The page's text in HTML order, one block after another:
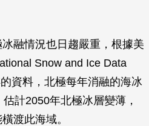
融情況也日趨嚴重，根據美
Snow and Ice Data
資料，北極每年消融的海冰
計2050年北極冰層變薄，
渡此海域。